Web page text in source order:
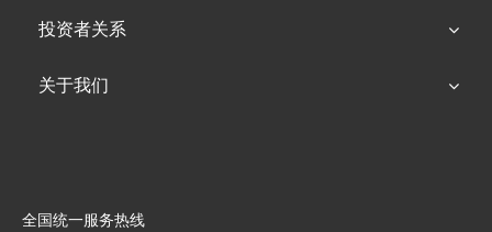
投资者关系
关于我们
全国统一服务热线